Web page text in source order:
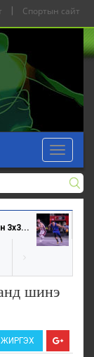
Спортын сайт
Toggle
3х3...
шинэ
ЖИРГЭХ